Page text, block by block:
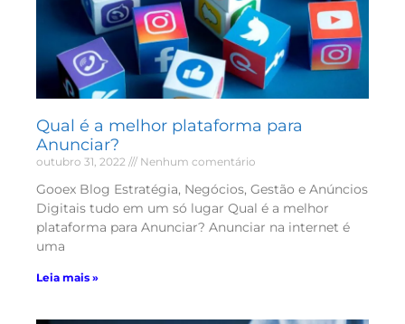
Qual é a melhor plataforma para
Anunciar?
outubro 31, 2022 Nenhum comentário
Gooex Blog Estratégia, Negócios, Gestão e Anúncios
Digitais tudo em um só lugar Qual é a melhor
plataforma para Anunciar? Anunciar na internet é
uma
Leia mais »